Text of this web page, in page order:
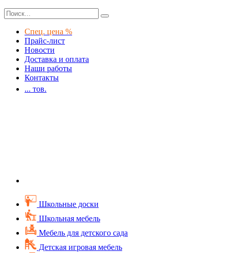
Спец. цена %
Прайс-лист
Новости
Доставка и оплата
Наши работы
Контакты
... тов.
Школьные доски
Школьная мебель
Мебель для детского сада
Детская игровая мебель